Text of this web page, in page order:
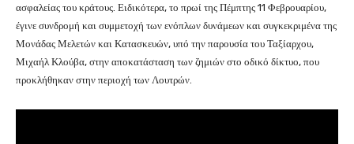
ασφαλείας του κράτους. Ειδικότερα, το πρωί της Πέμπτης 11 Φεβρουαρίου,
έγινε συνδρομή και συμμετοχή των ενόπλων δυνάμεων και συγκεκριμένα της
Μονάδας Μελετών και Κατασκευών, υπό την παρουσία του Ταξίαρχου,
Μιχαήλ Κλούβα, στην αποκατάσταση των ζημιών στο οδικό δίκτυο, που
προκλήθηκαν στην περιοχή των Λουτρών.